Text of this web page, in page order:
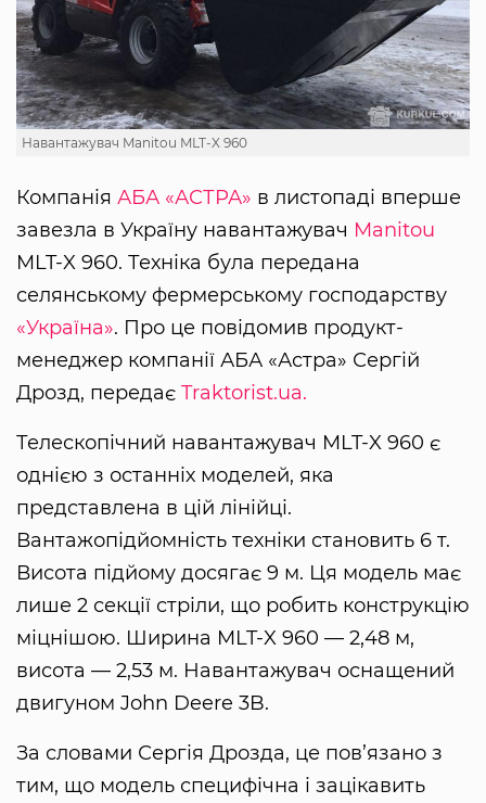
Навантажувач Manitou MLT-X 960
Компанія АБА «АСТРА» в листопаді вперше
завезла в Україну навантажувач Manitou
MLT-X 960. Техніка була передана
селянському фермерському господарству
«Україна». Про це повідомив продукт-
менеджер компанії АБА «Астра» Сергій
Дрозд, передає Traktorist.ua.
Телескопічний навантажувач MLT-X 960 є
однією з останніх моделей, яка
представлена в цій лінійці.
Вантажопідйомність техніки становить 6 т.
Висота підйому досягає 9 м. Ця модель має
лише 2 секції стріли, що робить конструкцію
міцнішою. Ширина MLT-X 960 — 2,48 м,
висота — 2,53 м. Навантажувач оснащений
двигуном John Deere 3B.
За словами Сергія Дрозда, це пов’язано з
тим, що модель специфічна і зацікавить